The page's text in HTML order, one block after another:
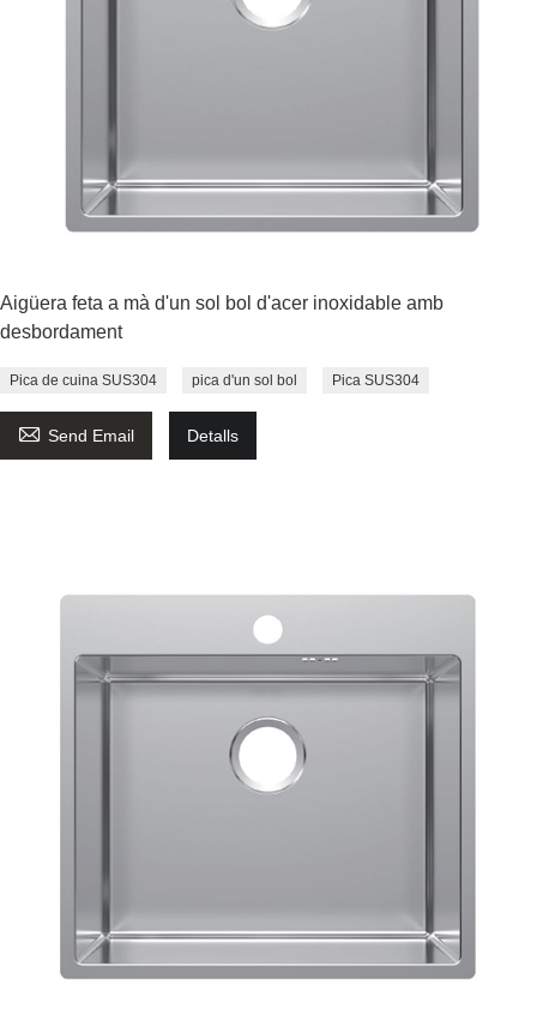
Aigüera feta a mà d'un sol bol d'acer inoxidable amb
desbordament
Pica de cuina SUS304 pica d'un sol bol Pica SUS304
 Send Email Detalls